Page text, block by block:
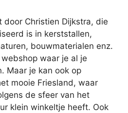
door Christien Dijkstra, die
is in kerststallen,
bouwmaterialen enz.
waar je al je
Maar je kan ook op
mooie Friesland, waar
de sfeer van het
klein winkeltje heeft. Ook